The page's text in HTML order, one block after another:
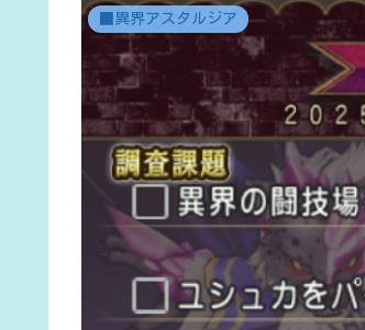
■異界アスタルジア